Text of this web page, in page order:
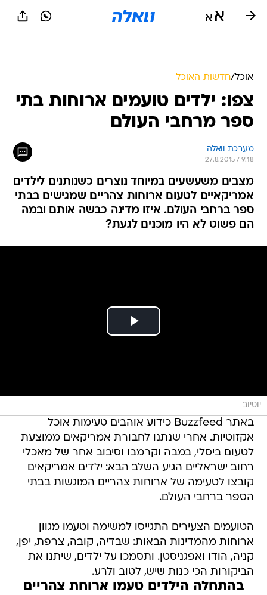
אוכל/חדשות האוכל
צפו: ילדים טועמים ארוחות בתי
ספר מרחבי העולם
מערכת וואלה
27.8.2015 / 9:18
מצבים משעשעים במיוחד נוצרים כשנותנים לילדים
אמריקאיים לטעום ארוחות צהריים שמגישים בבתי
ספר ברחבי העולם. איזו מדינה כבשה אותם ובמה
הם פשוט לא היו מוכנים לגעת?
יוטיוב
באתר Buzzfeed כידוע אוהבים טעימות אוכל
אקזוטיות. אחרי שנתנו לחבורת אמריקאים ממוצעת
לטעום ביסלי, במבה וקרמבו וסיבוב אחר של מאכלי
רחוב ישראליים הגיע השלב הבא: ילדים אמריקאים
קובצו לטעימה של ארוחות צהריים המוגשות בבתי
הספר ברחבי העולם.
הטועמים הצעירים התגייסו למשימה וטעמו מגוון
ארוחות מהמדינות הבאות: שבדיה, קובה, צרפת, יפן,
קניה, הודו ואפגניסטן. ותסמכו על ילדים, שיתנו את
הביקורות הכי כנות שיש, לטוב ולרע.
בהתחלה הילדים טעמו ארוחת צהריים